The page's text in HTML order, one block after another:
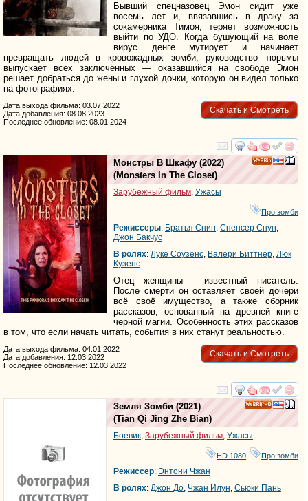
Бывший спецназовец Эмон сидит уже
восемь лет и, ввязавшись в драку за
сокамерника Тимоя, теряет возможность
выйти по УДО. Когда бушующий на воле
вирус денге мутирует и начинает
превращать людей в кровожадных зомби, руководство тюрьмы
выпускает всех заключённых — оказавшийся на свободе Эмон
решает добраться до жены и глухой дочки, которую он видел только
на фотографиях.
Скачать и Смотреть
Дата выхода фильма: 03.07.2022
Дата добавления: 08.08.2023
Последнее обновление: 08.01.2024
смотреть
Монстры В Шкафу (2022)
(Monsters In The Closet)
Зарубежный фильм, Ужасы
Про зомби
Режиссеры: Братья Снигг, Спенcер Снyгг,
Джон Бакчус
В ролях: Луке Cоузенс, Валери Биттнер, Люк
Кузенс
Отец женщины - известный писатель.
После смерти он оставляет своей дочери
всё своё имущество, а также сборник
рассказов, основанный на древней книге
черной магии. Особенность этих рассказов
в том, что если начать читать, события в них станут реальностью.
Скачать и Смотреть
Дата выхода фильма: 04.01.2022
Дата добавления: 12.03.2022
Последнее обновление: 12.03.2022
смотреть
Земля Зомби (2021)
(Tian Qi Jing Zhe Bian)
Боевик, Зарубежный фильм, Ужасы
HD 1080 Про зомби
Режиссер: Энтони Чжан
В ролях: Джон До, Чжан Илун, Сьюки Пань